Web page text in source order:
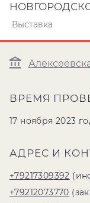
Выставка
ВРЕМЯ
17 ноября 2023
АДРЕС И
+79217309392
+79212073770